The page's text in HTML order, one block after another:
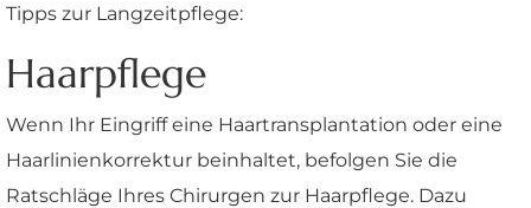
Tipps zur Langzeitpflege:
Haarpflege
Wenn Ihr Eingriff eine Haartransplantation oder eine
Haarlinienkorrektur beinhaltet, befolgen Sie die
Ratschläge Ihres Chirurgen zur Haarpflege. Dazu